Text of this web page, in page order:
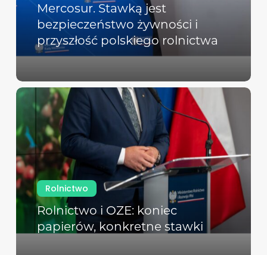
Mercosur. Stawką jest
bezpieczeństwo żywności i
przyszłość polskiego rolnictwa
Rolnictwo
Rolnictwo i OZE: koniec
papierów, konkretne stawki